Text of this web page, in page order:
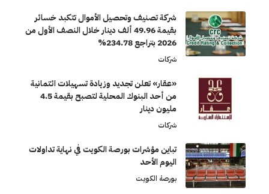
شركة تصنيف وتحصيل الأموال تتكبد خسائر
بقيمة 49.96 ألف دينار خلال النصف الأول من
2026 بتراجع 234.78%
شركات
«عقار» تعلن تجديد وزيادة تسهيلات ائتمانية
من أحد البنوك المحلية لتصبح بقيمة 4.5
مليون دينار
شركات
تباين مؤشرات بورصة الكويت في نهاية تداولات
اليوم الأحد
بورصة الكويت